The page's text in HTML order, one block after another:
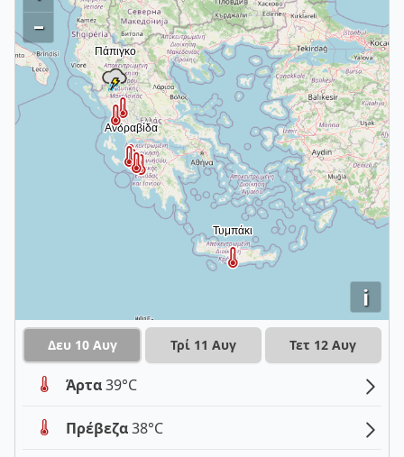
i
–
Δευ 10 Αυγ Τρί 11 Αυγ Τετ 12 Αυγ
Άρτα39°C
Πρέβεζα38°C